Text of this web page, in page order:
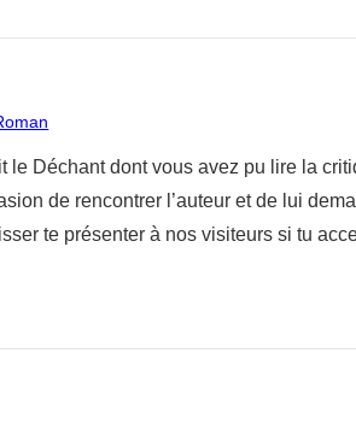
le Déchant dont vous avez pu lire la
de rencontrer l’auteur et de lui
te présenter à nos visiteurs si tu